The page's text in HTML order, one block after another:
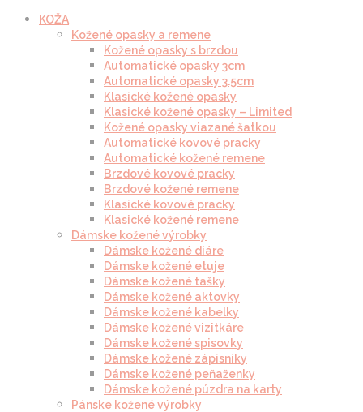
KOŽA
Kožené opasky a remene
Kožené opasky s brzdou
Automatické opasky 3cm
Automatické opasky 3.5cm
Klasické kožené opasky
Klasické kožené opasky – Limited
Kožené opasky viazané šatkou
Automatické kovové pracky
Automatické kožené remene
Brzdové kovové pracky
Brzdové kožené remene
Klasické kovové pracky
Klasické kožené remene
Dámske kožené výrobky
Dámske kožené diáre
Dámske kožené etuje
Dámske kožené tašky
Dámske kožené aktovky
Dámske kožené kabelky
Dámske kožené vizitkáre
Dámske kožené spisovky
Dámske kožené zápisníky
Dámske kožené peňaženky
Dámske kožené púzdra na karty
Pánske kožené výrobky